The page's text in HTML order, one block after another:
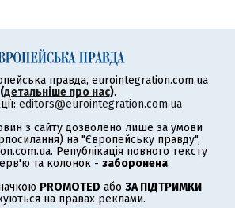
правда, eurointegration.com.ua
(детальніше про нас).
editors@eurointegration.com.ua
з сайту дозволено лише за умови
на "Європейську правду",
Републікація повного тексту
та колонок - заборонена.
PROMOTED або ЗА ПІДТРИМКИ
на правах реклами.